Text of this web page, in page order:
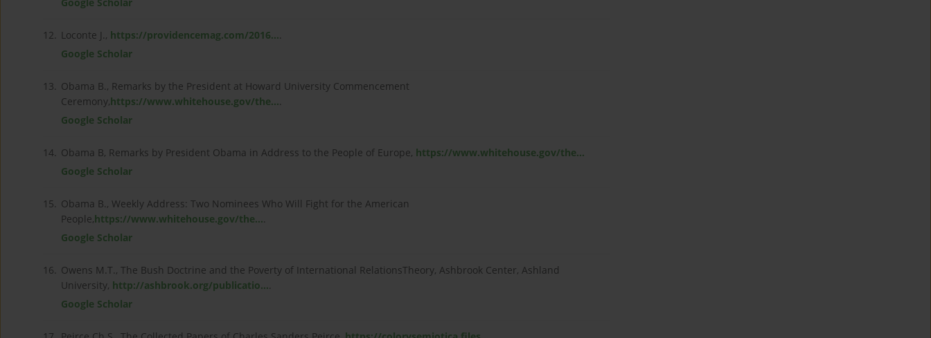
Google Scholar
12. Loconte J., https://providencemag.com/2016....
Google Scholar
13. Obama B., Remarks by the President at Howard University Commencement
Ceremony,https://www.whitehouse.gov/the....
Google Scholar
14. Obama B, Remarks by President Obama in Address to the People of Europe, https://www.whitehouse.gov/the...
Google Scholar
15. Obama B., Weekly Address: Two Nominees Who Will Fight for the American
People,https://www.whitehouse.gov/the....
Google Scholar
16. Owens M.T., The Bush Doctrine and the Poverty of International RelationsTheory, Ashbrook Center, Ashland
University, http://ashbrook.org/publicatio....
Google Scholar